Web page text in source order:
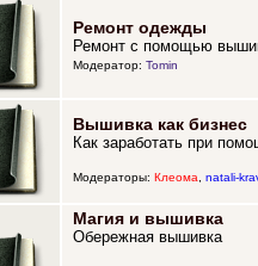
Ремонт одежды
Ремонт с помощью
Модератор: Tomin
Вышивка как бизнес
Как заработать при
Модераторы: Клеома, natali-
Магия и вышивка
Обережная вышивка